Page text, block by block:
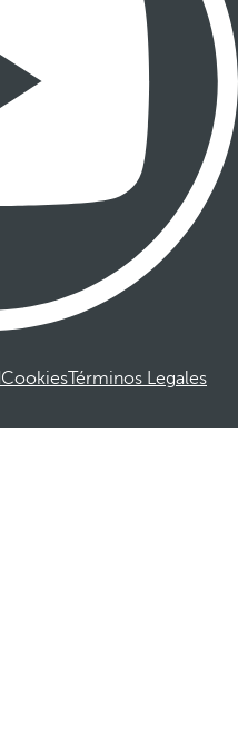
CookiesTérminos Legales